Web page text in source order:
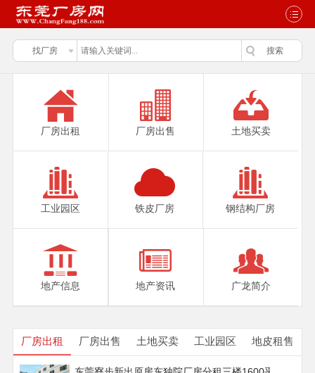
厂房出租 厂房出售 土地买卖
工业园区 铁皮厂房 钢结构厂房
地产信息 地产资讯 广龙简介
厂房出租 厂房出售 土地买卖 工业园区 地皮租售